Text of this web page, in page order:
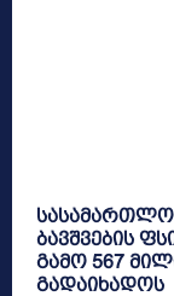
ბავშვების
გამო 567
გადაიხადოს